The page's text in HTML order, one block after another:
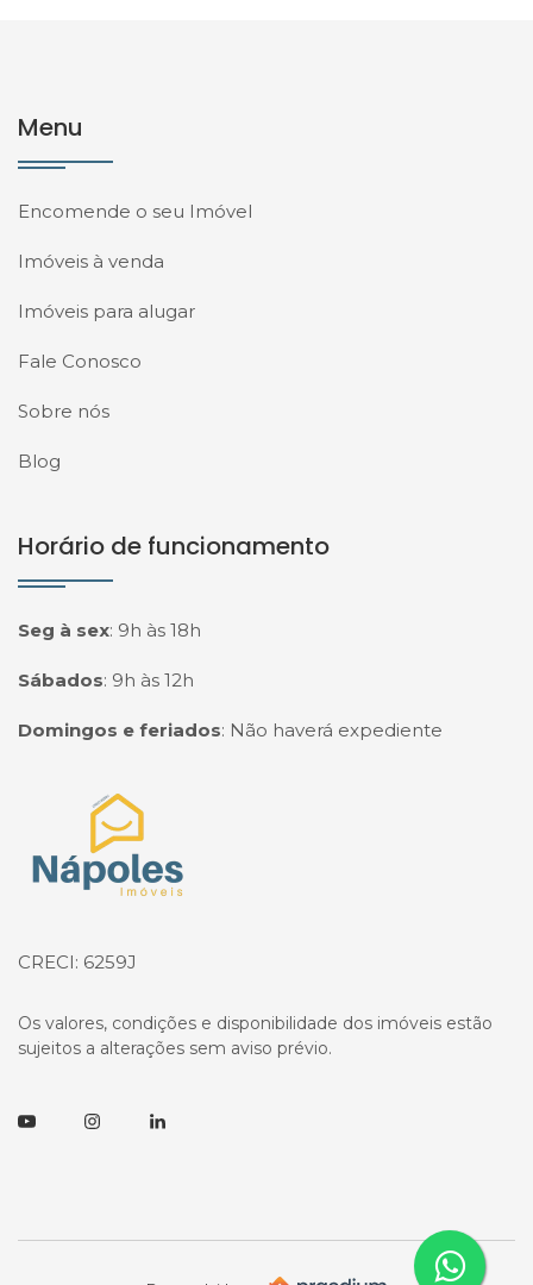
Menu
Encomende o seu Imóvel
Imóveis à venda
Imóveis para alugar
Fale Conosco
Sobre nós
Blog
Horário de funcionamento
Seg à sex: 9h às 18h
Sábados: 9h às 12h
Domingos e feriados: Não haverá expediente
Página inicial
CRECI: 6259J
Os valores, condições e disponibilidade dos imóveis estão
sujeitos a alterações sem aviso prévio.
YoutubeInstagramLinkedin